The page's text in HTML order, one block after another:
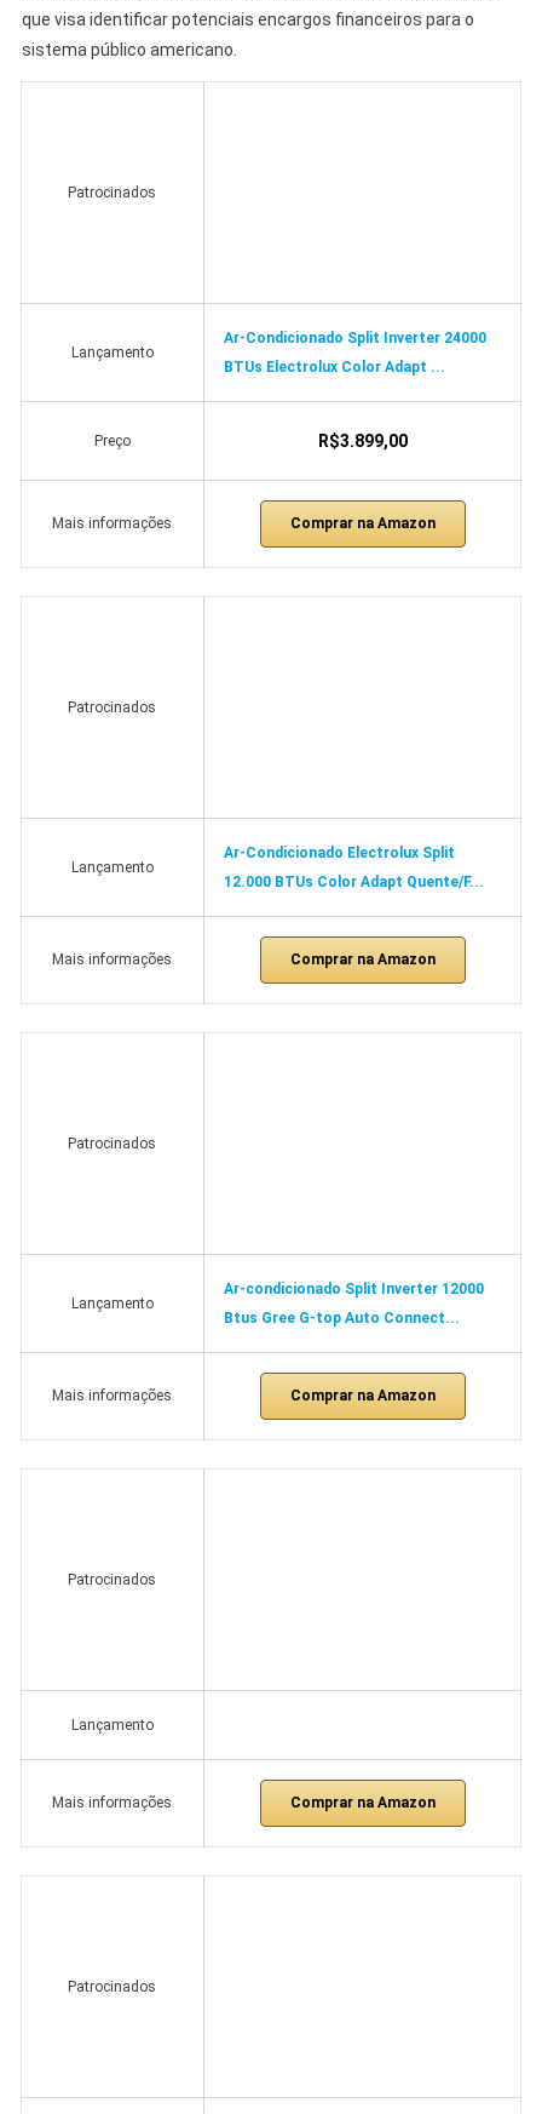
que visa identificar potenciais encargos financeiros para o
sistema público americano.
Patrocinados
Lançamento
Ar-Condicionado Split Inverter 24000
BTUs Electrolux Color Adapt ...
Preço R$3.899,00
Mais informações Comprar na Amazon
Patrocinados
Lançamento
Ar-Condicionado Electrolux Split
12.000 BTUs Color Adapt Quente/F...
Mais informações Comprar na Amazon
Patrocinados
Lançamento
Ar-condicionado Split Inverter 12000
Btus Gree G-top Auto Connect...
Mais informações Comprar na Amazon
Patrocinados
Lançamento
Mais informações Comprar na Amazon
Patrocinados